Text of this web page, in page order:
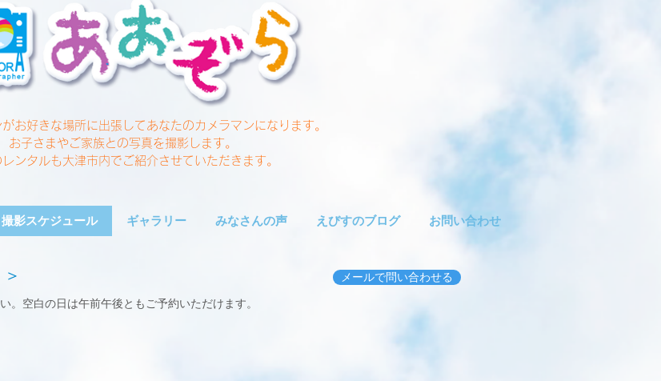
お好きな場所に出張してあなたのカメラマンになります。
お子さまやご家族との写真を撮影します。
ンタルも大津市内でご紹介させていただきます。
撮影スケジュール ギャラリー みなさんの声 えびすのブログ お問い合わせ
。空白の日は午前午後ともご予約いただけます。
メールで問い合わせる